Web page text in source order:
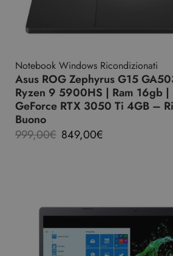
Notebook Windows Ricondizionati
Asus ROG Zephyrus G15
Ryzen 9 5900HS | Ram 16gb |
GeForce RTX 3050 Ti 4GB –
Buono
999,00€ 849,00€